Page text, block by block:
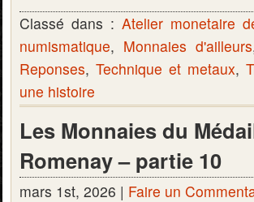
Classé dans : Atelier monetaire
numismatique, Monnaies d'ailleurs
Reponses, Technique et metaux,
une histoire
Les Monnaies du
Romenay – partie 10
mars 1st, 2026 | Faire un